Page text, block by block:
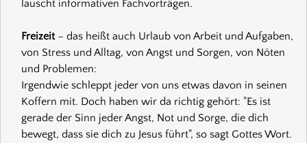
lauscht informativen Fachvorträgen.
Freizeit – das heißt auch Urlaub von Arbeit und Aufgaben,
von Stress und Alltag, von Angst und Sorgen, von Nöten
und Problemen:
Irgendwie schleppt jeder von uns etwas davon in seinen
Koffern mit. Doch haben wir da richtig gehört: "Es ist
gerade der Sinn jeder Angst, Not und Sorge, die dich
bewegt, dass sie dich zu Jesus führt", so sagt Gottes Wort.